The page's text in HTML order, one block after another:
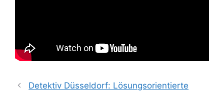
Detektiv Düsseldorf: Lösungsorientierte